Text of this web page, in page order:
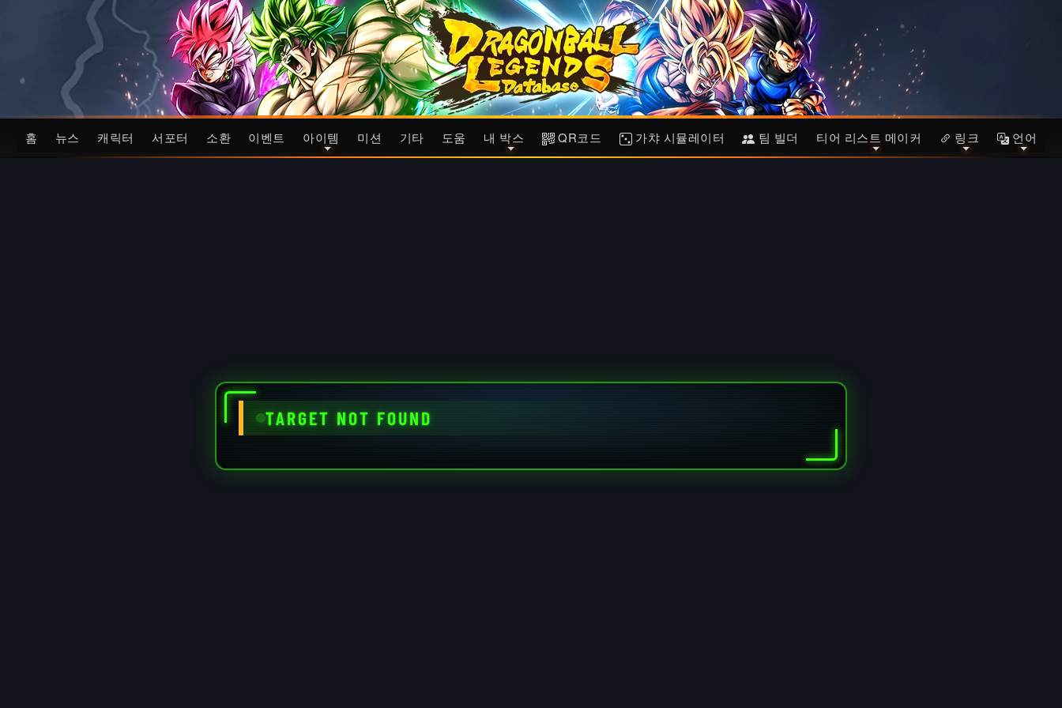
홈 뉴스 캐릭터 서포터 소환 이벤트 아이템 미션 기타 도움 내 박스 QR코드 가챠 시뮬레이터 팀 빌더 티어 리스트 메이커 링크 언어
TARGET NOT FOUND